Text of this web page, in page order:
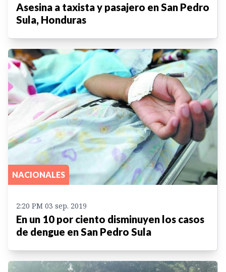
Asesina a taxista y pasajero en San Pedro
Sula, Honduras
NACIONALES
2:20 PM 03 sep. 2019
En un 10 por ciento disminuyen los casos
de dengue en San Pedro Sula